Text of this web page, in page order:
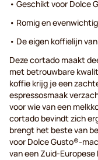
• Geschikt voor Dolce
• Romig en evenwichtig
• De eigen koffielijn
Deze cortado maakt
met betrouwbare
koffie krijg je een
espressosmaak
voor wie van een
cortado bevindt zich
brengt het beste van
voor Dolce Gusto®-
van een Zuid-